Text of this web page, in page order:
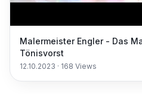
Malermeister Engler - Das
Tönisvorst
12.10.2023 · 168 Views